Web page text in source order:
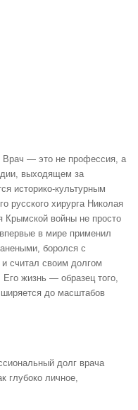
Врач — это не профессия, а
выходящем за
историко-культурным
русского хирурга Николая
Крымской войны не просто
в мире применил
боролся с
и считал своим долгом
Его жизнь — образец того,
до масштабов
долг врача
глубоко личное,